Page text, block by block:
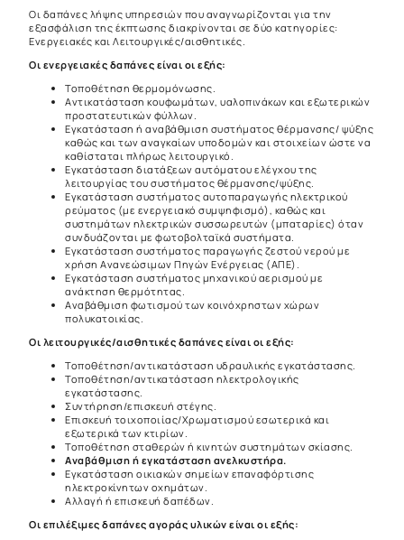
Οι δαπάνες λήψης υπηρεσιών που αναγνωρίζονται για την
εξασφάλιση της έκπτωσης διακρίνονται σε δύο κατηγορίες:
Ενεργειακές και Λειτουργικές/αισθητικές.
Οι ενεργειακές δαπάνες είναι οι εξής:
Τοποθέτηση θερμομόνωσης.
Αντικατάσταση κουφωμάτων, υαλοπινάκων και εξωτερικών
προστατευτικών φύλλων.
Εγκατάσταση ή αναβάθμιση συστήματος θέρμανσης/ ψύξης
καθώς και των αναγκαίων υποδομών και στοιχείων ώστε να
καθίσταται πλήρως λειτουργικό.
Εγκατάσταση διατάξεων αυτόματου ελέγχου της
λειτουργίας του συστήματος θέρμανσης/ψύξης.
Εγκατάσταση συστήματος αυτοπαραγωγής ηλεκτρικού
ρεύματος (με ενεργειακό συμψηφισμό), καθώς και
συστημάτων ηλεκτρικών συσσωρευτών (μπαταρίες) όταν
συνδυάζονται με φωτοβολταϊκά συστήματα.
Εγκατάσταση συστήματος παραγωγής ζεστού νερού με
χρήση Ανανεώσιμων Πηγών Ενέργειας (ΑΠΕ).
Εγκατάσταση συστήματος μηχανικού αερισμού με
ανάκτηση θερμότητας.
Αναβάθμιση φωτισμού των κοινόχρηστων χώρων
πολυκατοικίας.
Οι λειτουργικές/αισθητικές δαπάνες είναι οι εξής:
Τοποθέτηση/αντικατάσταση υδραυλικής εγκατάστασης.
Τοποθέτηση/αντικατάσταση ηλεκτρολογικής
εγκατάστασης.
Συντήρηση/επισκευή στέγης.
Επισκευή τοιχοποιίας/Χρωματισμού εσωτερικά και
εξωτερικά των κτιρίων.
Τοποθέτηση σταθερών ή κινητών συστημάτων σκίασης.
Αναβάθμιση ή εγκατάσταση ανελκυστήρα.
Εγκατάσταση οικιακών σημείων επαναφόρτισης
ηλεκτροκίνητων οχημάτων.
Αλλαγή ή επισκευή δαπέδων.
Οι επιλέξιμες δαπάνες αγοράς υλικών είναι οι εξής: